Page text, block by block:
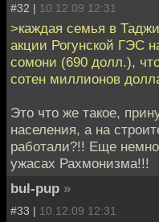
#32 | 10.12.09 12:31
>каждая семья в
акции Рогунской ГЭС
сомони (690 долл.),
сотен миллионов
Это что же такое,
населения, а на
работали?!! Еще
ужасах Рахмонизма!!!
bul-pup »
#33 | 10.12.09 12:31